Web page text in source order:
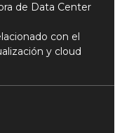
de Data Center
con el
y cloud